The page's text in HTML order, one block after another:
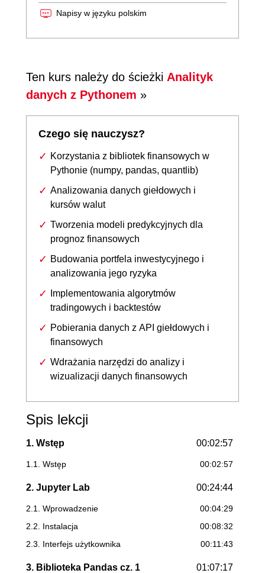
Napisy w języku polskim
Ten kurs należy do ścieżki Analityk
danych z Pythonem »
Czego się nauczysz?
Korzystania z bibliotek finansowych w
Pythonie (numpy, pandas, quantlib)
Analizowania danych giełdowych i
kursów walut
Tworzenia modeli predykcyjnych dla
prognoz finansowych
Budowania portfela inwestycyjnego i
analizowania jego ryzyka
Implementowania algorytmów
tradingowych i backtestów
Pobierania danych z API giełdowych i
finansowych
Wdrażania narzędzi do analizy i
wizualizacji danych finansowych
Spis lekcji
1. Wstęp 00:02:57
1.1. Wstęp 00:02:57
2. Jupyter Lab 00:24:44
2.1. Wprowadzenie
00:04:29
2.2. Instalacja
00:08:32
2.3. Interfejs użytkownika
00:11:43
3. Biblioteka Pandas cz. 1 01:07:17